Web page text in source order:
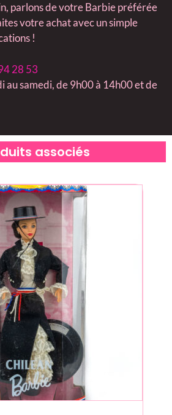
parlons de votre Barbie préférée
votre achat avec un simple
!
28 53
au samedi, de 9h00 à 14h00 et de
associés